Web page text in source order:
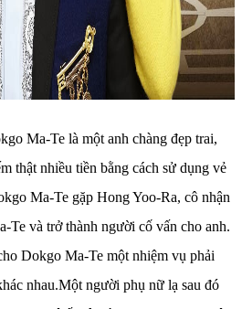
Ma-Te là một anh chàng đẹp trai,
thật nhiều tiền bằng cách sử dụng vẻ
Ma-Te gặp Hong Yoo-Ra, cô nhận
Te và trở thành người cố vấn cho anh.
Dokgo Ma-Te một nhiệm vụ phải
nhau.Một người phụ nữ lạ sau đó